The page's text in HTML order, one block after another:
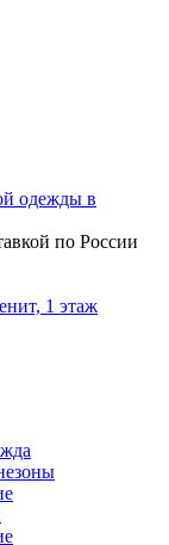
по России
1 этаж